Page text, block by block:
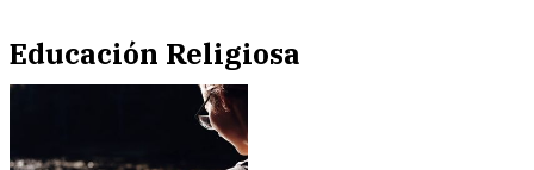
Educación Religiosa